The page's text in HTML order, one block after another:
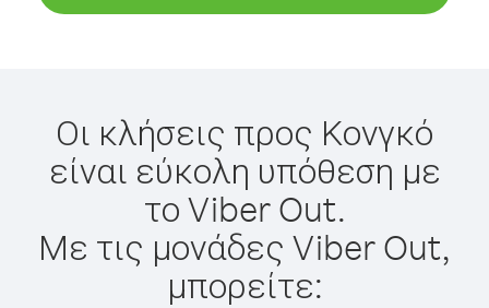
Οι κλήσεις προς Κονγκό
είναι εύκολη υπόθεση με
το Viber Out.
Με τις μονάδες Viber Out,
μπορείτε: